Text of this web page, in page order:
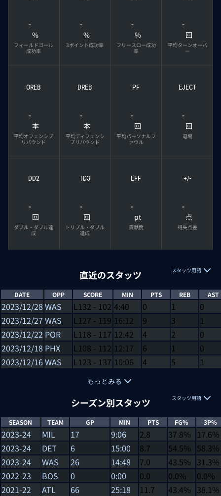
-
%
フィールドゴール
成功率
-
%
3ポイント成功率
-
%
フリースロー成功
率
-
回
平均ターンオーバ
ー
OREB
-
本
平均オフェンシブ
リバウンド
DREB
-
本
平均ディフェンシ
ブリバウンド
PF
-
回
平均パーソナルフ
ァウル
EJECT
-
回
退場
DD2
-
回
ダブル・ダブル達
成
TD3
-
回
トリプル・ダブル
達成
EFF
-
pt
貢献度
+/-
-
点
得失点差
直近のスタッツ スタッツ用語
DATE OPP SCORE MIN PTS REB AST
2023/12/28 WAS L132 - 102 4:40 0 1
0
2023/12/27 WAS L127 - 119 16:12 9 3
1
2023/12/22 POR L118 - 117 12:42 4 2
0
2023/12/18 PHX L108 - 112 12:17 6 1
0
2023/12/16WAS L123 - 137 10:06 4 5 1
もっとみる
シーズン別スタッツ スタッツ用語
SEASON TEAM GP MIN PTS FG% 3P%
2023-24 MIL 17 9:06 2.8 37.8%
17.6%
2023-24
DET 6 15:00 8.7 54.5% 58.3%
2023-24
WAS 26 14:48 7.0 43.5% 31.3%
2022-23
BOS 0 0:00 0.0 0.0%
0.0%
2021-22
ATL 66 25:18 11.7 43.4% 38.1%